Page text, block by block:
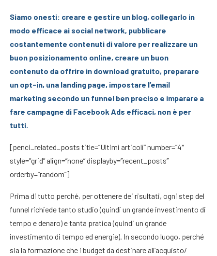
Siamo onesti: creare e gestire un blog, collegarlo in
modo efficace ai social network, pubblicare
costantemente contenuti di valore per realizzare un
buon posizionamento online, creare un buon
contenuto da offrire in download gratuito, preparare
un opt-in, una landing page, impostare l’email
marketing secondo un funnel ben preciso e imparare a
fare campagne di Facebook Ads efficaci, non è per
tutti.
[penci_related_posts title=”Ultimi articoli” number=”4″
style=”grid” align=”none” displayby=”recent_posts”
orderby=”random”]
Prima di tutto perché, per ottenere dei risultati, ogni step del
funnel richiede tanto studio (quindi un grande investimento di
tempo e denaro) e tanta pratica (quindi un grande
investimento di tempo ed energie). In secondo luogo, perché
sia la formazione che i budget da destinare all’acquisto/